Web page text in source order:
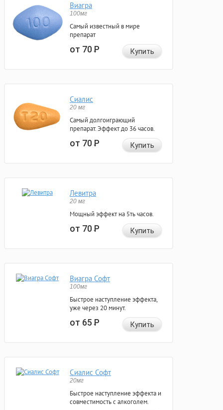
Виагра
100мг
Самый известный в мире
препарат
от 70Р Купить
Сиалис
20 мг
Самый долгоиграющий
препарат. Эффект до 36 часов.
от 70Р Купить
Левитра
20 мг
Мощный эффект на 5ть часов.
от 70Р Купить
Виагра Софт
100мг
Быстрое наступление эффекта,
уже через 20 минут.
от 65Р Купить
Сиалис Софт
20мг
Быстрое наступление эффекта и
совместимость с алкоголем.